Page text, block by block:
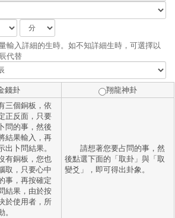
輸入詳細的生時。如不知詳細生時，可選擇以
代替
錢卦
翔龍神卦
個銅板，依
正反面，只要
問的事，然後
結果輸入，再
卜問結果。
銅板，您也
取，只要心中
事，再按確定
結果，由於按
於使用者，所
請想著您要占問的事，然
後點選下面的「取卦」與「取
變爻」，即可得出卦象。